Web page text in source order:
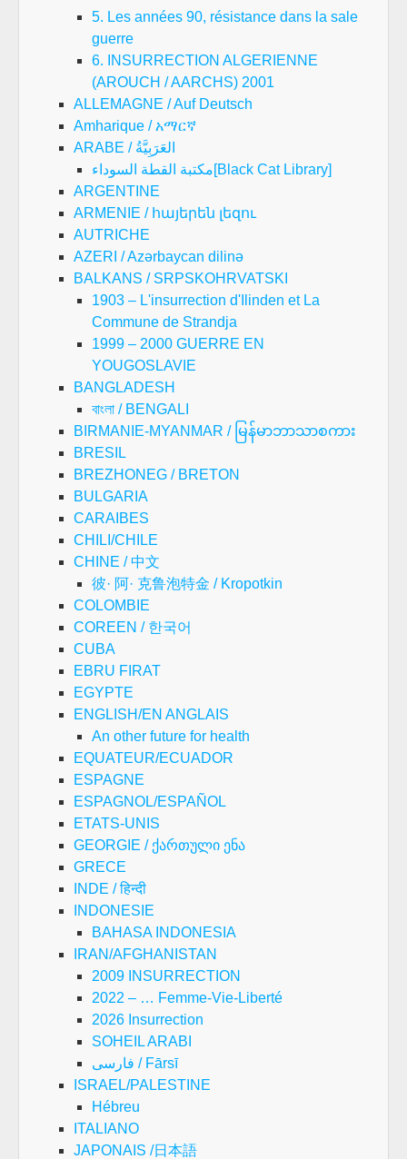
5. Les années 90, résistance dans la sale
guerre
6. INSURRECTION ALGERIENNE
(AROUCH / AARCHS) 2001
ALLEMAGNE / Auf Deutsch
Amharique / አማርኛ
ARABE / العَرَبِيَّةُ
مكتبة القطة السوداء[Black Cat Library]
ARGENTINE
ARMENIE / հայերեն լեզու
AUTRICHE
AZERI / Azərbaycan dilinə
BALKANS / SRPSKOHRVATSKI
1903 – L'insurrection d'Ilinden et La
Commune de Strandja
1999 – 2000 GUERRE EN
YOUGOSLAVIE
BANGLADESH
বাংলা / BENGALI
BIRMANIE-MYANMAR / မြန်မာဘာသာစကား
BRESIL
BREZHONEG / BRETON
BULGARIA
CARAIBES
CHILI/CHILE
CHINE / 中文
彼· 阿· 克鲁泡特金 / Kropotkin
COLOMBIE
COREEN / 한국어
CUBA
EBRU FIRAT
EGYPTE
ENGLISH/EN ANGLAIS
An other future for health
EQUATEUR/ECUADOR
ESPAGNE
ESPAGNOL/ESPAÑOL
ETATS-UNIS
GEORGIE / ქართული ენა
GRECE
INDE / हिन्दी
INDONESIE
BAHASA INDONESIA
IRAN/AFGHANISTAN
2009 INSURRECTION
2022 – … Femme-Vie-Liberté
2026 Insurrection
SOHEIL ARABI
فارسی / Fārsī
ISRAEL/PALESTINE
Hébreu
ITALIANO
JAPONAIS /日本語